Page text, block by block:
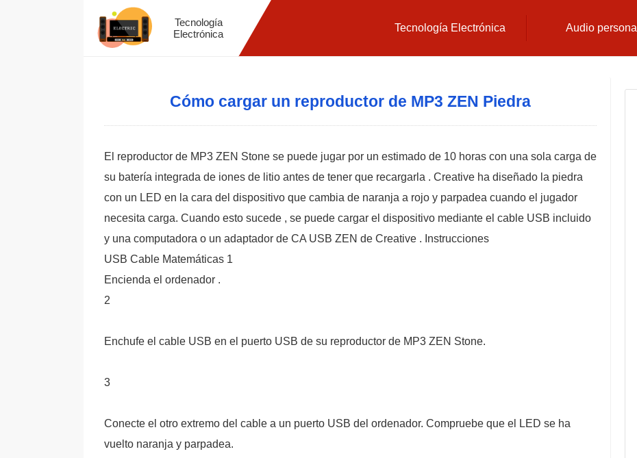
Tecnología
Electrónica
Tecnología Electrónica Audio personal
Cómo cargar un reproductor de MP3 ZEN Piedra
El reproductor de MP3 ZEN Stone se puede jugar por un estimado de 10 horas con una sola carga de
su batería integrada de iones de litio antes de tener que recargarla . Creative ha diseñado la piedra
con un LED en la cara del dispositivo que cambia de naranja a rojo y parpadea cuando el jugador
necesita carga. Cuando esto sucede , se puede cargar el dispositivo mediante el cable USB incluido
y una computadora o un adaptador de CA USB ZEN de Creative . Instrucciones
USB Cable Matemáticas 1
Encienda el ordenador .
2
Enchufe el cable USB en el puerto USB de su reproductor de MP3 ZEN Stone.
3
Conecte el otro extremo del cable a un puerto USB del ordenador. Compruebe que el LED se ha
vuelto naranja y parpadea.